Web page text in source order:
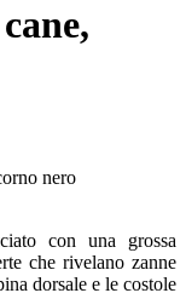
nero
con una grossa
che rivelano zanne
dorsale e le costole